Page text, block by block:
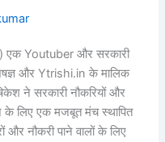
Youtuber और सरकारी
और Ytrishi.in के मालिक
ने सरकारी नौकरियों और
के लिए एक मजबूत मंच स्थापित
नौकरी पाने वालों के लिए